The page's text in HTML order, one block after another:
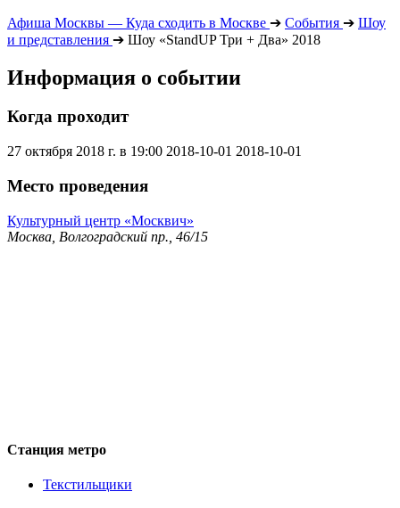
Афиша Москвы — Куда сходить в Москве ➔ События ➔ Шоу
и представления ➔ Шоу «StandUP Три + Два» 2018
Информация о событии
Когда проходит
27 октября 2018 г. в 19:00 2018-10-01 2018-10-01
Место проведения
Культурный центр «Москвич»
Москва, Волгоградский пр., 46/15
Станция метро
Текстильщики